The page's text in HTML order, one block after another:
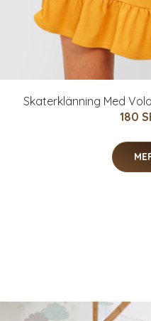
Skaterklänning Med
180